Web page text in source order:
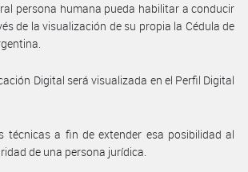
persona humana pueda habilitar a conducir
de la visualización de su propia la Cédula de
Digital será visualizada en el Perfil Digital
técnicas a fin de extender esa posibilidad al
de una persona jurídica.